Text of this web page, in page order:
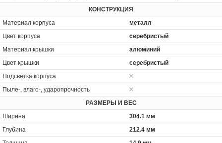
КОНСТРУКЦИЯ
Материал корпуса
металл
Цвет корпуса
серебристый
Материал крышки
алюминий
Цвет крышки
серебристый
Подсветка корпуса
Пыле-, влаго-, ударопрочность
РАЗМЕРЫ И ВЕС
Ширина
304.1 мм
Глубина
212.4 мм